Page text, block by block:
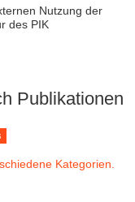
Nutzung der
des PIK
Publikationen
Kategorien.